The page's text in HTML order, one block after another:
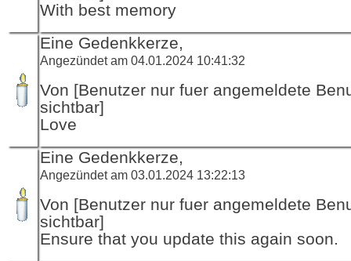
With best memory
Eine Gedenkkerze,
Angezündet am 04.01.2024 10:41:32
Von [Benutzer nur fuer angemeldete
sichtbar]
Love
Eine Gedenkkerze,
Angezündet am 03.01.2024 13:22:13
Von [Benutzer nur fuer angemeldete
sichtbar]
Ensure that you update this again soon.